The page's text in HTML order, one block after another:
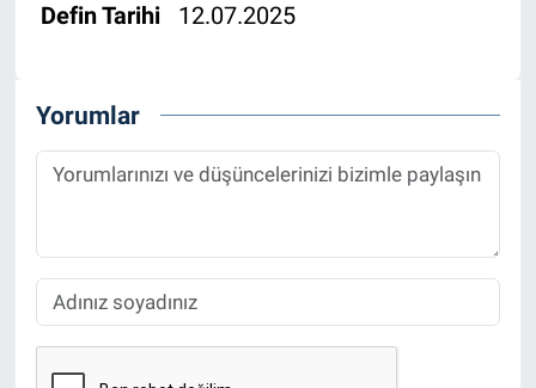
Defin Tarihi
12.07.2025
Yorumlar